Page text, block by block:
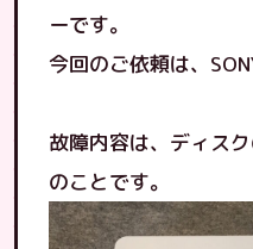
ーです。
今回のご依頼は、
故障内容は、ディス
のことです。